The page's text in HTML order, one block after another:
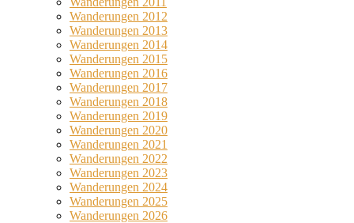
Wanderungen 2012
Wanderungen 2013
Wanderungen 2014
Wanderungen 2015
Wanderungen 2016
Wanderungen 2017
Wanderungen 2018
Wanderungen 2019
Wanderungen 2020
Wanderungen 2021
Wanderungen 2022
Wanderungen 2023
Wanderungen 2024
Wanderungen 2025
Wanderungen 2026